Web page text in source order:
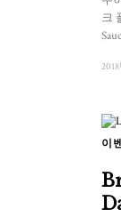
크
이